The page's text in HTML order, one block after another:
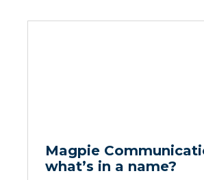
Magpie
what’s in a name?